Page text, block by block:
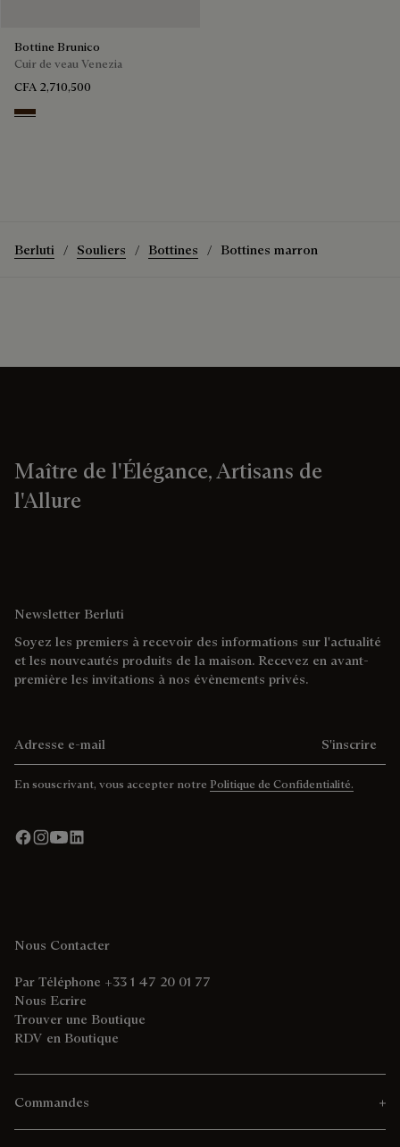
Bottine Brunico
Cuir de veau Venezia
CFA 2,710,500
Marrone Intenso
Berluti Souliers Bottines Bottines marron
Maître de l'Élégance, Artisans de
l'Allure
Newsletter Berluti
Soyez les premiers à recevoir des informations sur l'actualité
et les nouveautés produits de la maison. Recevez en avant-
première les invitations à nos évènements privés.
S'inscrire
En souscrivant, vous accepter notre Politique de Confidentialité.
Nous Contacter
Par Téléphone +33 1 47 20 01 77
Nous Ecrire
Trouver une Boutique
RDV en Boutique
Commandes